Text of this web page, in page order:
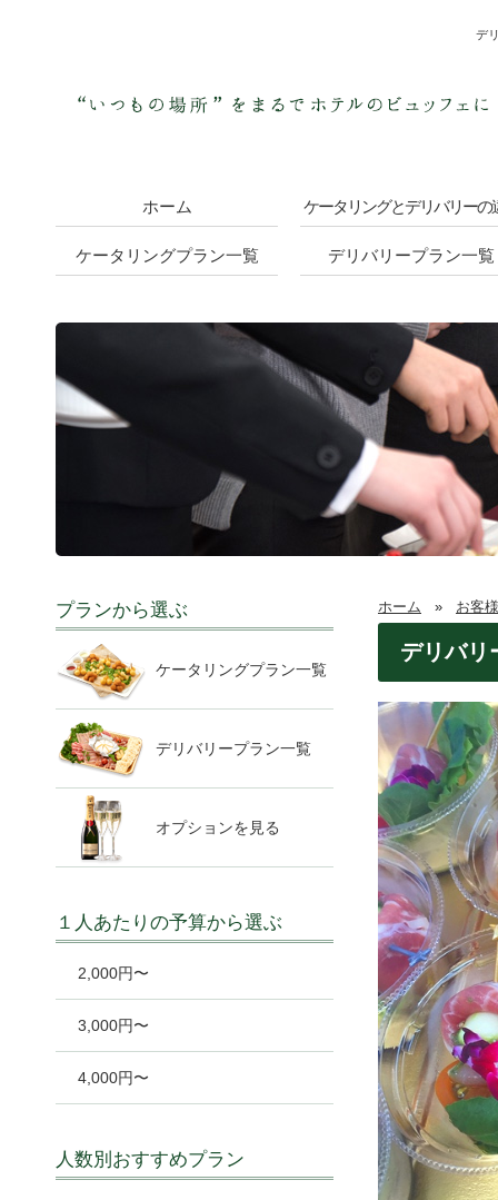
デ
ホーム ケータリングとデリバリーの
ケータリングプラン一覧 デリバリープラン一覧
ホーム » お客
デリバリ
プランから選ぶ
ケータリングプラン一覧
デリバリープラン一覧
オプションを見る
１人あたりの予算から選ぶ
2,000円〜
3,000円〜
4,000円〜
人数別おすすめプラン